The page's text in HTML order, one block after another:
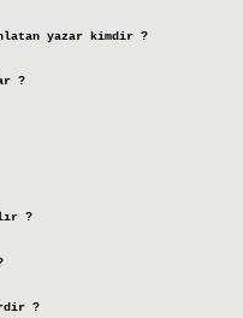
yazar kimdir ?
?
?
?